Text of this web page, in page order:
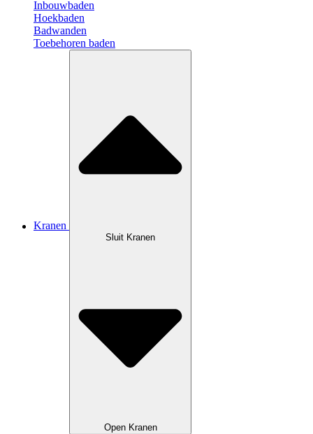
Inbouwbaden
Hoekbaden
Badwanden
Toebehoren baden
Kranen
Sluit Kranen
Open Kranen